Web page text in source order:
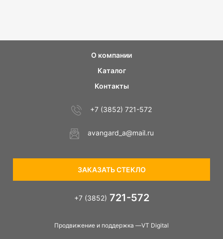
Продвижение и поддержка —VT Digital
О компании
Каталог
Контакты
+7 (3852) 721-572
avangard_a@mail.ru
ЗАКАЗАТЬ СТЕКЛО
+7 (3852) 721-572